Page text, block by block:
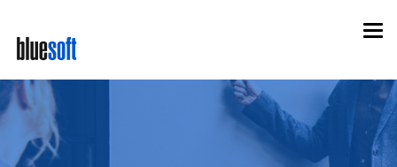
main
content